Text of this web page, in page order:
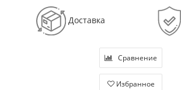
Доставка
Сравнение
Избранное